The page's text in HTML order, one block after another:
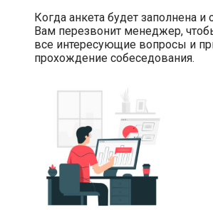
Когда анкета будет заполнена и
Вам перезвонит менеджер,
все интересующие вопросы и
прохождение собеседования.